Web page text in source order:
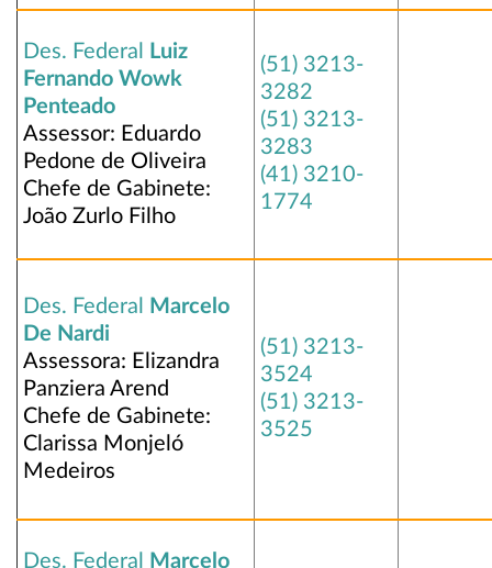
Des. Federal
Luiz
Fernando Wowk
Penteado
Assessor: Eduardo
Pedone de Oliveira
Chefe de Gabinete:
João Zurlo Filho
(51) 3213-
3282
(51) 3213-
3283
(41) 3210-
1774
Des. Federal
Marcelo
De Nardi
Assessora: Elizandra
Panziera Arend
Chefe de Gabinete:
Clarissa Monjeló
Medeiros
(51) 3213-
3524
(51) 3213-
3525
Des. Federal
Marcelo